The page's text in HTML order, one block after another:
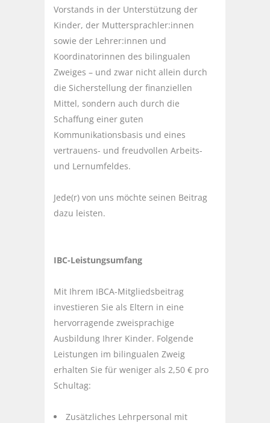
Vorstands in der Unterstützung der
Kinder, der Muttersprachler:innen
sowie der Lehrer:innen und
Koordinatorinnen des bilingualen
Zweiges – und zwar nicht allein durch
die Sicherstellung der finanziellen
Mittel, sondern auch durch die
Schaffung einer guten
Kommunikationsbasis und eines
vertrauens- und freudvollen Arbeits-
und Lernumfeldes.
Jede(r) von uns möchte seinen Beitrag
dazu leisten.
IBC-Leistungsumfang
Mit Ihrem IBCA-Mitgliedsbeitrag
investieren Sie als Eltern in eine
hervorragende zweisprachige
Ausbildung Ihrer Kinder. Folgende
Leistungen im bilingualen Zweig
erhalten Sie für weniger als 2,50 € pro
Schultag:
Zusätzliches Lehrpersonal mit